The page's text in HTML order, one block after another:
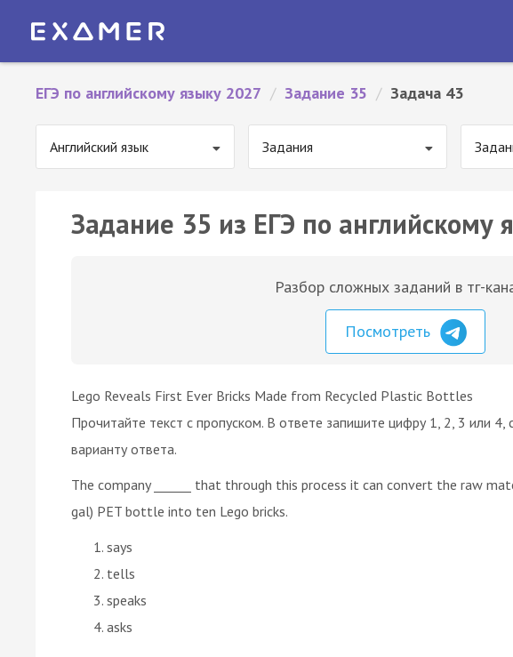
ЕГЭ по английскому языку 2027 / Задание 35 / Задача 43
Английский язык Задания
Задание 35 из ЕГЭ по английскому
Разбор сложных заданий в тг-
Посмотреть
Lego Reveals First Ever Bricks Made from Recycled Plastic Bottles
Прочитайте текст с пропуском. В ответе запишите цифру 1, 2, 3 или
варианту ответа.
The company ______ that through this process it can convert the raw
gal) PET bottle into ten Lego bricks.
says
tells
speaks
asks